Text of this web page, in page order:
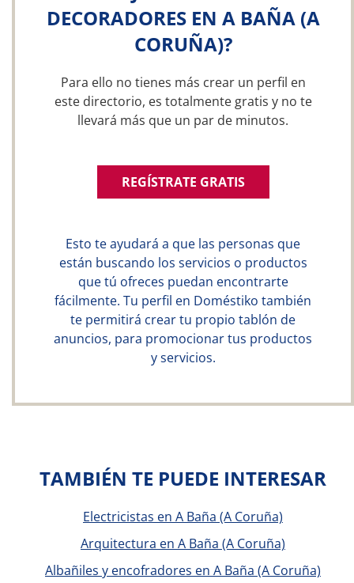
DECORADORES EN A BAÑA (A
CORUÑA)?
Para ello no tienes más crear un perfil en
este directorio, es totalmente gratis y no te
llevará más que un par de minutos.
REGÍSTRATE GRATIS
Esto te ayudará a que las personas que
están buscando los servicios o productos
que tú ofreces puedan encontrarte
fácilmente. Tu perfil en Doméstiko también
te permitirá crear tu propio tablón de
anuncios, para promocionar tus productos
y servicios.
TAMBIÉN TE PUEDE INTERESAR
Electricistas en A Baña (A Coruña)
Arquitectura en A Baña (A Coruña)
Albañiles y encofradores en A Baña (A Coruña)